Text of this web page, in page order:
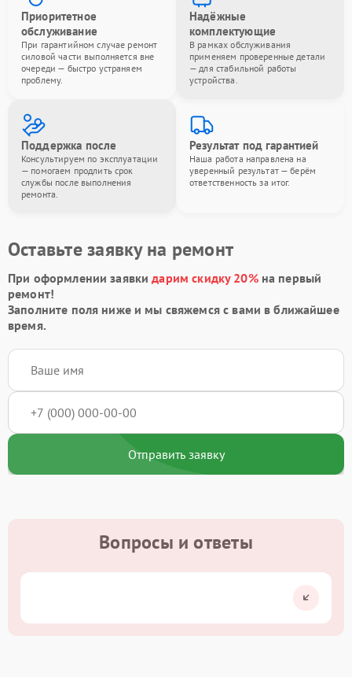
Приоритетное
обслуживание
При гарантийном случае ремонт
силовой части выполняется вне
очереди — быстро устраняем
проблему.
Надёжные
комплектующие
В рамках обслуживания
применяем проверенные детали
— для стабильной работы
устройства.
Поддержка после
Консультируем по эксплуатации
— помогаем продлить срок
службы после выполнения
ремонта.
Результат под гарантией
Наша работа направлена на
уверенный результат — берём
ответственность за итог.
Оставьте заявку на ремонт
При оформлении заявкидарим скидку 20%на первый
ремонт!
Заполните поля ниже и мы свяжемся с вами в ближайшее
время.
Отправить заявку
Вопросы и ответы